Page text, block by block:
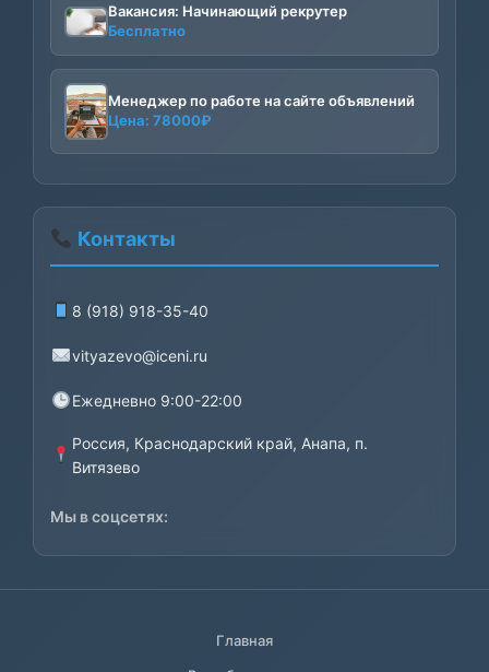
Вакансия: Начинающий рекрутер
Бесплатно
Менеджер по работе на сайте объявлений
Цена: 78000₽
Контакты
8 (918) 918-35-40
vityazevo@iceni.ru
Ежедневно 9:00-22:00
Россия, Краснодарский край, Анапа, п.
Витязево
Мы в соцсетях:
Главная